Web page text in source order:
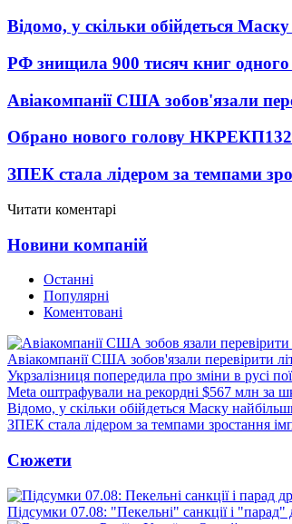
Відомо, у скільки обійдеться
РФ знищила 900 тисяч книг одного
Авіакомпанії США зобов'язали
Обрано нового голову НКРЕКП
ЗПЕК стала лідером за темпами
Читати коментарі
Новини компаній
Останні
Популярні
Коментовані
Авіакомпанії США зобов'язали перевірити
Укрзалізниця попередила про зміни в русі
Meta оштрафували на рекордні $567 млн за
Відомо, у скільки обійдеться Маску
ЗПЕК стала лідером за темпами зростання
Сюжети
Підсумки 07.08: "Пекельні" санкції і "парад"